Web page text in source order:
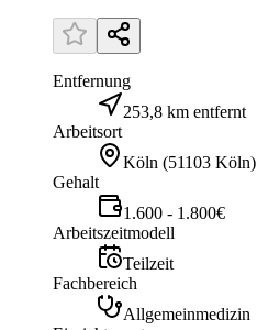
Entfernung
253,8 km entfernt
Arbeitsort
Köln (51103 Köln)
Gehalt
1.600 - 1.800€
Arbeitszeitmodell
Teilzeit
Fachbereich
Allgemeinmedizin